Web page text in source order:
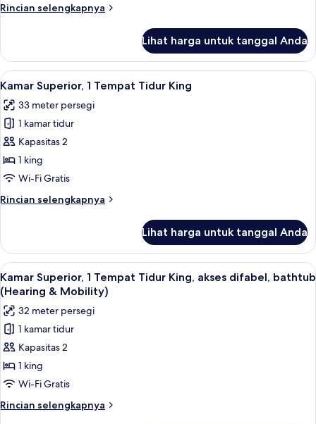
Rincian selengkapnya
Rincian
Kamar
(Parlor)
Lihat harga untuk tanggal Anda
Lihat
semua
foto
untuk
Kamar
Superior,
1
Tidur
Seprai Frette Italia, seprai premium,
4
Kamar Superior, 1 Tempat Tidur King
33 meter persegi
1 kamar tidur
Kapasitas 2
1 king
Wi-Fi Gratis
Rincian selengkapnya
Rincian
Kamar
Superior,
1
Tempat
Tidur
King
Lihat harga untuk tanggal Anda
Lihat
semua
foto
untuk
Kamar
Superior,
1
Tempat
Tidur
King,
Seprai Frette Italia, seprai premium,
4
Kamar Superior, 1 Tempat Tidur King, akses difabel, bathtub
(Hearing & Mobility)
32 meter persegi
1 kamar tidur
Kapasitas 2
1 king
Wi-Fi Gratis
Rincian selengkapnya
Rincian